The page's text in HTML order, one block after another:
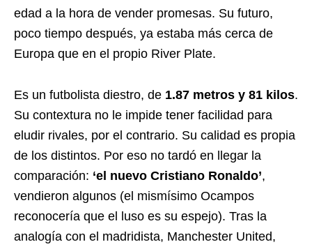
edad a la hora de vender promesas. Su futuro,
poco tiempo después, ya estaba más cerca de
Europa que en el propio River Plate.
Es un futbolista diestro, de 1.87 metros y 81 kilos.
Su contextura no le impide tener facilidad para
eludir rivales, por el contrario. Su calidad es propia
de los distintos. Por eso no tardó en llegar la
comparación: ‘el nuevo Cristiano Ronaldo’,
vendieron algunos (el mismísimo Ocampos
reconocería que el luso es su espejo). Tras la
analogía con el madridista, Manchester United,